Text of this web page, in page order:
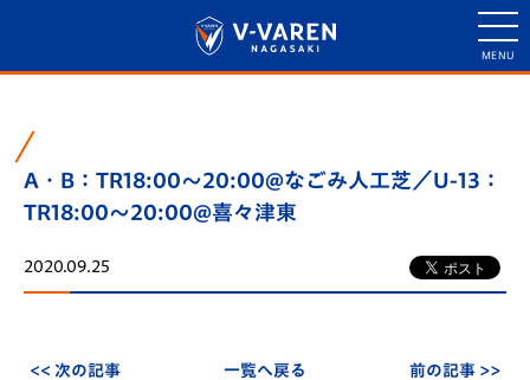
A・B：TR18:00～20:00@なごみ人工芝／U-13：
TR18:00～20:00@喜々津東
2020.09.25
<< 次の記事 一覧へ戻る 前の記事 >>